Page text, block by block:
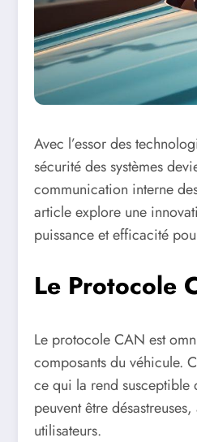
Avec l’essor des
sécurité des systèmes
communication interne
article explore une
puissance et efficacité
Le Protocole
Le protocole CAN est
composants du véhicule.
ce qui la rend susceptible
peuvent être
utilisateurs.